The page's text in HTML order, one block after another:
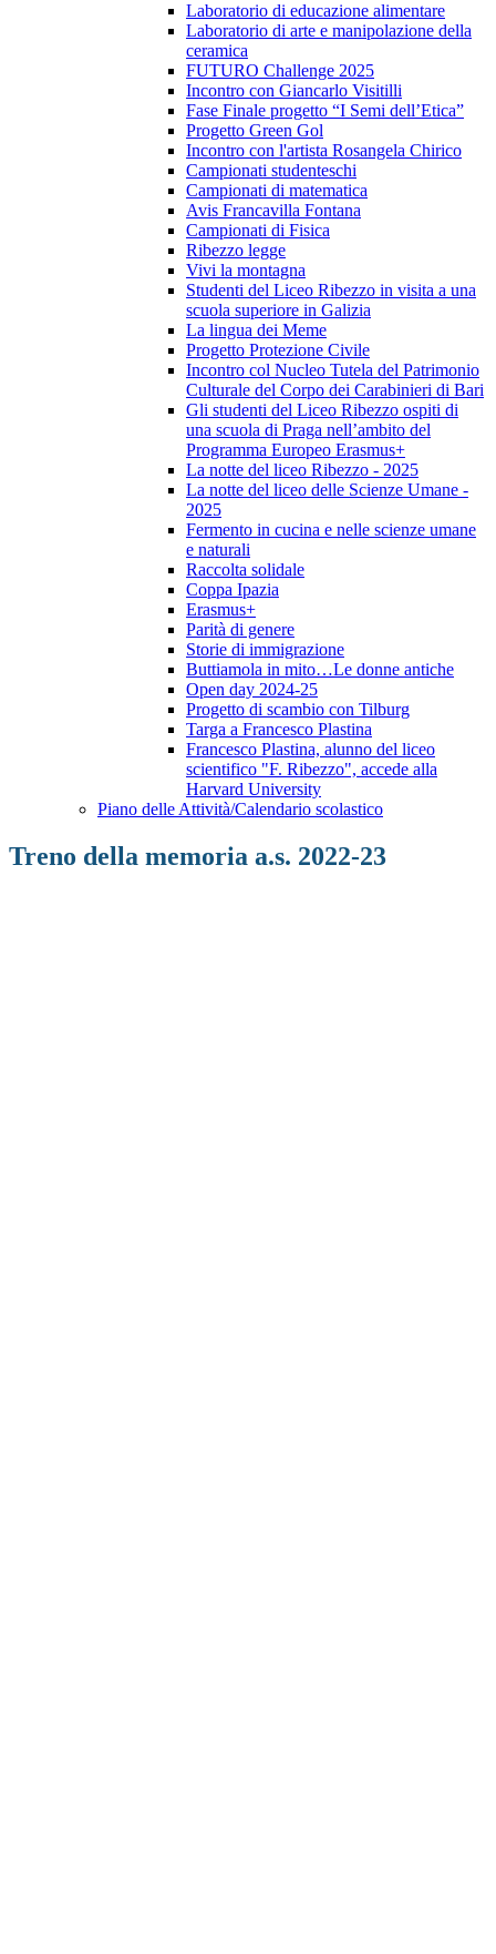
Laboratorio di educazione alimentare
Laboratorio di arte e manipolazione della
ceramica
FUTURO Challenge 2025
Incontro con Giancarlo Visitilli
Fase Finale progetto “I Semi dell’Etica”
Progetto Green Gol
Incontro con l'artista Rosangela Chirico
Campionati studenteschi
Campionati di matematica
Avis Francavilla Fontana
Campionati di Fisica
Ribezzo legge
Vivi la montagna
Studenti del Liceo Ribezzo in visita a una
scuola superiore in Galizia
La lingua dei Meme
Progetto Protezione Civile
Incontro col Nucleo Tutela del Patrimonio
Culturale del Corpo dei Carabinieri di Bari
Gli studenti del Liceo Ribezzo ospiti di
una scuola di Praga nell’ambito del
Programma Europeo Erasmus+
La notte del liceo Ribezzo - 2025
La notte del liceo delle Scienze Umane -
2025
Fermento in cucina e nelle scienze umane
e naturali
Raccolta solidale
Coppa Ipazia
Erasmus+
Parità di genere
Storie di immigrazione
Buttiamola in mito…Le donne antiche
Open day 2024-25
Progetto di scambio con Tilburg
Targa a Francesco Plastina
Francesco Plastina, alunno del liceo
scientifico "F. Ribezzo", accede alla
Harvard University
Piano delle Attività/Calendario scolastico
Treno della memoria a.s. 2022-23